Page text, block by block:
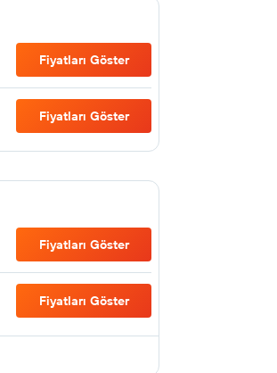
Fiyatları Göster
Fiyatları Göster
Fiyatları Göster
Fiyatları Göster